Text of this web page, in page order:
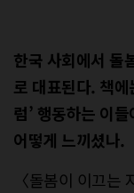
한국 사회에서 돌
로 대표된다. 책에
럼’ 행동하는 이
어떻게 느끼셨나.
〈돌봄이 이끄는